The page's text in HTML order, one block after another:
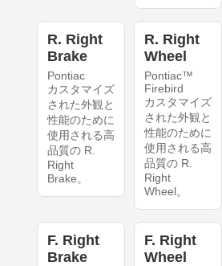
R. Right
Brake
Pontiac
カスタマイズ
された外観と
性能のために
使用される高
品質の R.
Right
Brake。
R. Right
Wheel
Pontiac™
Firebird
カスタマイズ
された外観と
性能のために
使用される高
品質の R.
Right
Wheel。
F. Right
Brake
F. Right
Wheel